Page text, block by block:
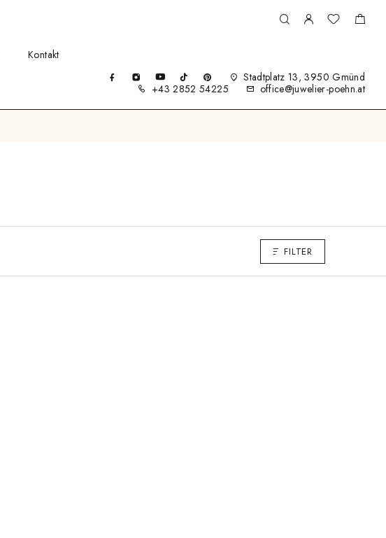
Kontakt
Stadtplatz 13, 3950 Gmünd
+43 2852 54225
office@juwelier-poehn.at
FILTER